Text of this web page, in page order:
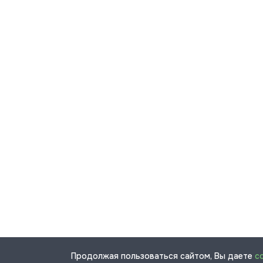
Продолжая пользоваться сайтом, Вы даете